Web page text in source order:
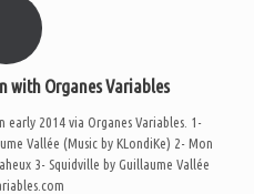
with Organes Variables
early 2014 via Organes Variables. 1-
Vallée (Music by KLondiKe) 2- Mon
3- Squidville by Guillaume Vallée